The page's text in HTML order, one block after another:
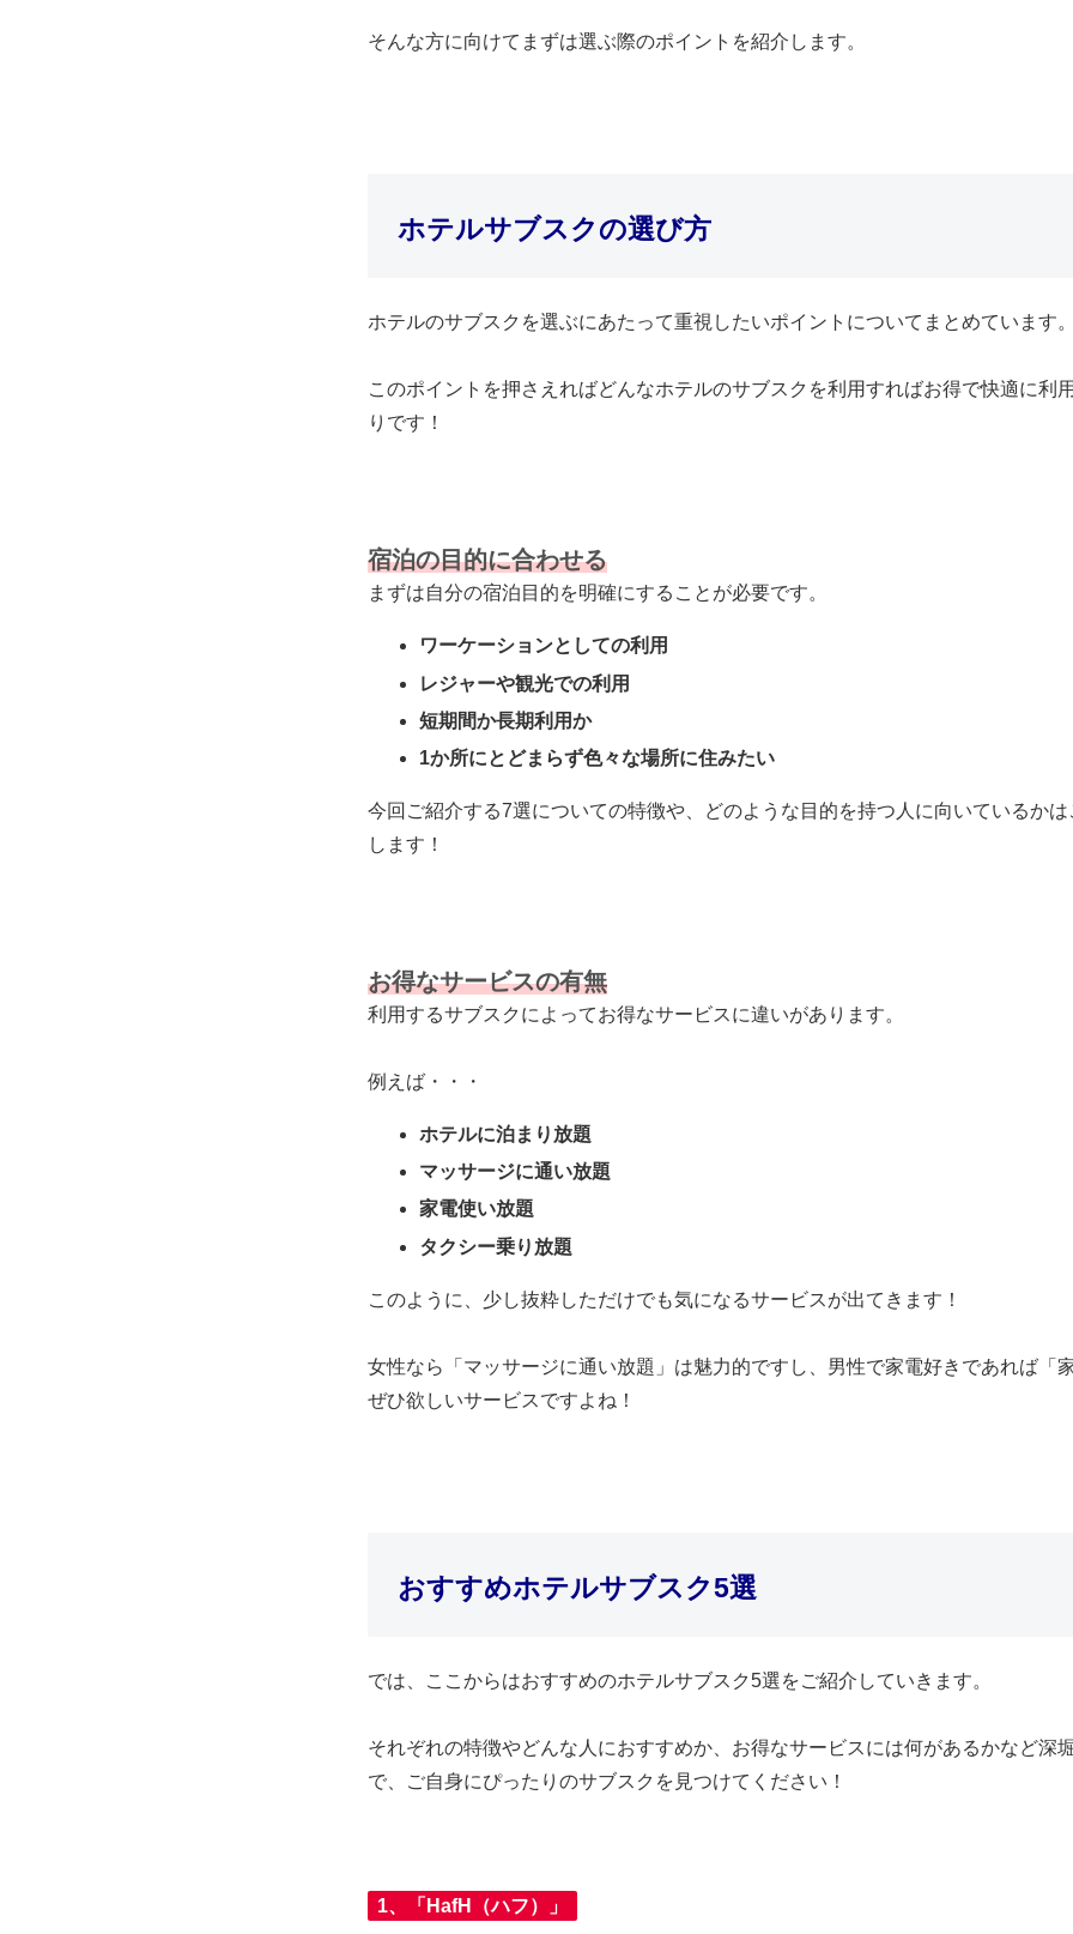
そんな方に向けてまずは選ぶ際のポイントを紹介します。
ホテルサブスクの選び方
ホテルのサブスクを選ぶにあたって重視したいポイントについてまとめています。
このポイントを押さえればどんなホテルのサブスクを利用すればお得で快適に利
りです！
宿泊の目的に合わせる
まずは自分の宿泊目的を明確にすることが必要です。
ワーケーションとしての利用
レジャーや観光での利用
短期間か長期利用か
1か所にとどまらず色々な場所に住みたい
今回ご紹介する7選についての特徴や、どのような目的を持つ人に向いているか
します！
お得なサービスの有無
利用するサブスクによってお得なサービスに違いがあります。
例えば・・・
ホテルに泊まり放題
マッサージに通い放題
家電使い放題
タクシー乗り放題
このように、少し抜粋しただけでも気になるサービスが出てきます！
女性なら「マッサージに通い放題」は魅力的ですし、男性で家電好きであれば「
ぜひ欲しいサービスですよね！
おすすめホテルサブスク5選
では、ここからはおすすめのホテルサブスク5選をご紹介していきます。
それぞれの特徴やどんな人におすすめか、お得なサービスには何があるかなど深
で、ご自身にぴったりのサブスクを見つけてください！
1、「HafH（ハフ）」